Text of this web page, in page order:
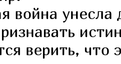
война унесла
верить, что